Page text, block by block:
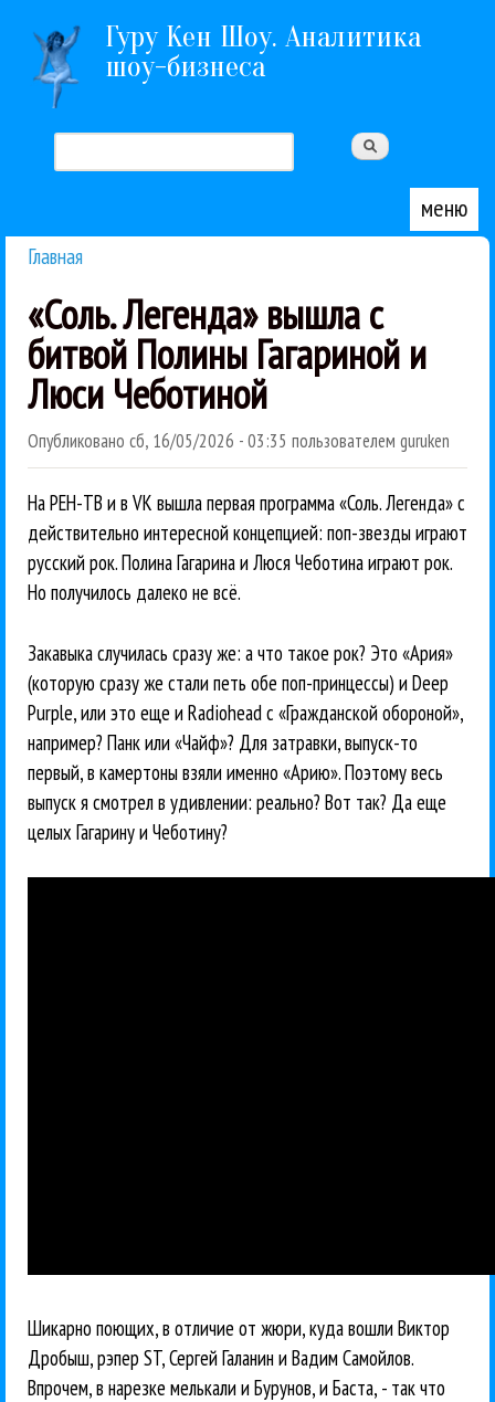
Перейти к основному содержанию
Гуру Кен Шоу. Аналитика
шоу-бизнеса
Форма поиска
меню
Главная
«Соль. Легенда» вышла с
битвой Полины Гагариной и
Люси Чеботиной
Опубликовано сб, 16/05/2026 - 03:35 пользователем guruken
На РЕН-ТВ и в VK вышла первая программа «Соль. Легенда» с
действительно интересной концепцией: поп-звезды играют
русский рок. Полина Гагарина и Люся Чеботина играют рок.
Но получилось далеко не всё.
Закавыка случилась сразу же: а что такое рок? Это «Ария»
(которую сразу же стали петь обе поп-принцессы) и Deep
Purple, или это еще и Radiohead с «Гражданской обороной»,
например? Панк или «Чайф»? Для затравки, выпуск-то
первый, в камертоны взяли именно «Арию». Поэтому весь
выпуск я смотрел в удивлении: реально? Вот так? Да еще
целых Гагарину и Чеботину?
Шикарно поющих, в отличие от жюри, куда вошли Виктор
Дробыш, рэпер ST, Сергей Галанин и Вадим Самойлов.
Впрочем, в нарезке мелькали и Бурунов, и Баста, - так что